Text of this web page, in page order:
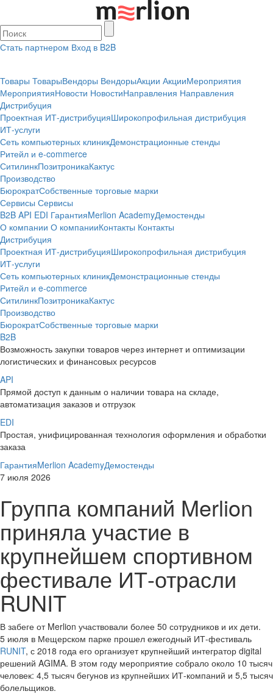
Стать партнером Вход в B2B
Товары ТоварыВендоры ВендорыАкции АкцииМероприятия
МероприятияНовости НовостиНаправления Направления
Дистрибуция
Проектная ИТ-дистрибуцияШирокопрофильная дистрибуция
ИТ-услуги
Сеть компьютерных клиникДемонстрационные стенды
Ритейл и e-commerce
СитилинкПозитроникаКактус
Производство
БюрократСобственные торговые марки
Сервисы Сервисы
B2B API EDI ГарантияMerlion AcademyДемостенды
О компании О компанииКонтакты Контакты
Дистрибуция
Проектная ИТ-дистрибуцияШирокопрофильная дистрибуция
ИТ-услуги
Сеть компьютерных клиникДемонстрационные стенды
Ритейл и e-commerce
СитилинкПозитроникаКактус
Производство
БюрократСобственные торговые марки
B2B
Возможность закупки товаров через интернет и оптимизации
логистических и финансовых ресурсов
API
Прямой доступ к данным о наличии товара на складе,
автоматизация заказов и отгрузок
EDI
Простая, унифицированная технология оформления и обработки
заказа
ГарантияMerlion AcademyДемостенды
7 июля 2026
Группа компаний Merlion
приняла участие в
крупнейшем спортивном
фестивале ИТ-отрасли
RUNIT
В забеге от Merlion участвовали более 50 сотрудников и их дети.
5 июля в Мещерском парке прошел ежегодный ИТ-фестиваль
RUNIT, с 2018 года его организует крупнейший интегратор digital
решений AGIMA. В этом году мероприятие собрало около 10 тысяч
человек: 4,5 тысяч бегунов из крупнейших ИТ-компаний и 5,5 тысяч
болельщиков.